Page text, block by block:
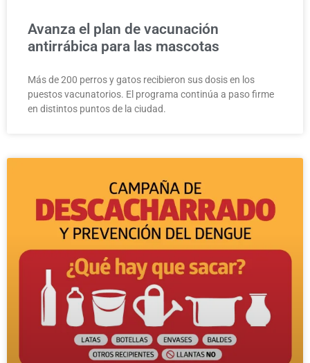
Avanza el plan de vacunación
antirrábica para las mascotas
Más de 200 perros y gatos recibieron sus dosis en los
puestos vacunatorios. El programa continúa a paso firme
en distintos puntos de la ciudad.